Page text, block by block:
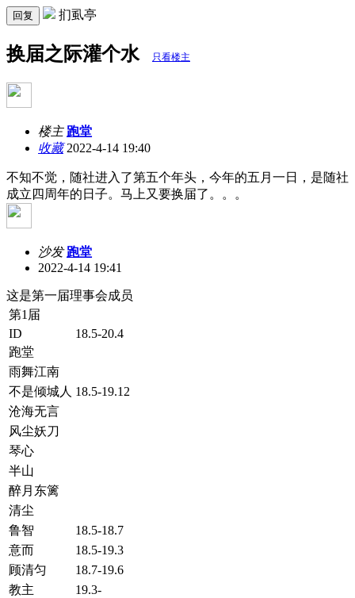
回复 扪虱亭
换届之际灌个水 只看楼主
楼主 跑堂
收藏2022-4-14 19:40
不知不觉，随社进入了第五个年头，今年的五月一日，是随社
成立四周年的日子。马上又要换届了。。。
沙发 跑堂
2022-4-14 19:41
这是第一届理事会成员
第1届
ID
18.5-20.4
跑堂
雨舞江南
不是倾城人 18.5-19.12
沧海无言
风尘妖刀
琴心
半山
醉月东篱
清尘
鲁智
18.5-18.7
意而
18.5-19.3
顾清匀
18.7-19.6
教主
19.3-